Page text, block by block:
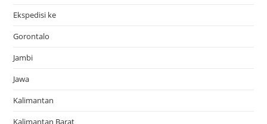
Ekspedisi ke
Gorontalo
Jambi
Jawa
Kalimantan
Kalimantan Barat